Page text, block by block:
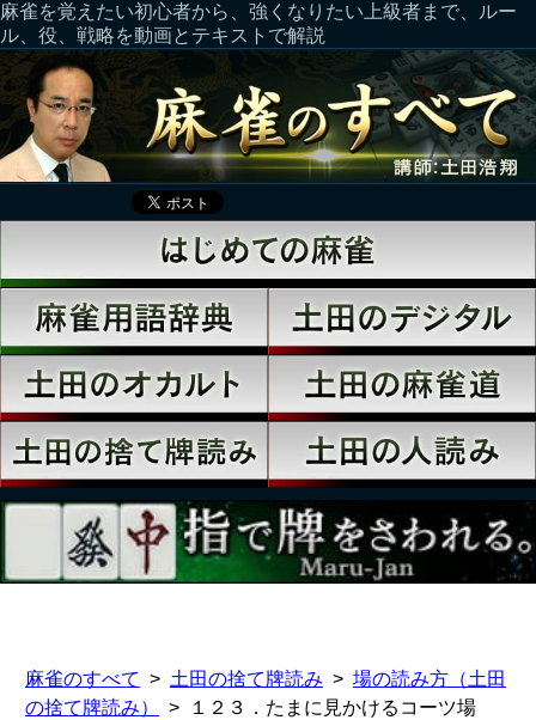
麻雀を覚えたい初心者から、強くなりたい上級者まで、ルー
ル、役、戦略を動画とテキストで解説
麻雀のすべて 土田の捨て牌読み
場の読み方（土田
の捨て牌読み）
１２３．たまに見かけるコーツ場